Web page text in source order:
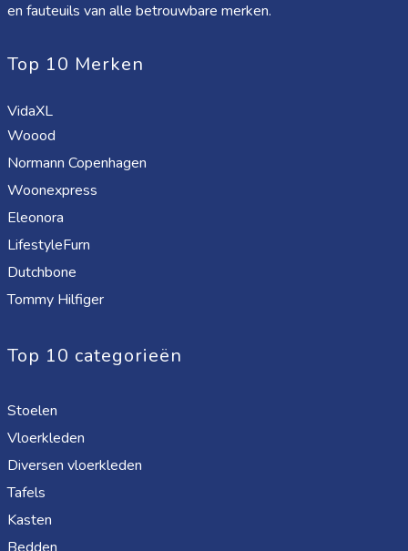
en fauteuils van alle betrouwbare merken.
Top 10 Merken
VidaXL
Woood
Normann Copenhagen
Woonexpress
Eleonora
LifestyleFurn
Dutchbone
Tommy Hilfiger
Top 10 categorieën
Stoelen
Vloerkleden
Diversen vloerkleden
Tafels
Kasten